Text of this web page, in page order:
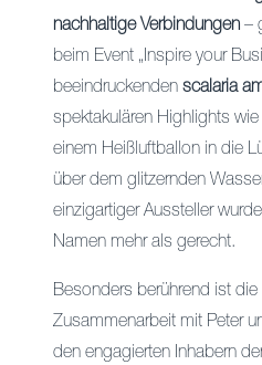
nachhaltige Verbindungen –
beim Event „Inspire your
beeindruckenden scalaria
spektakulären Highlights
einem Heißluftballon in die
über dem glitzernden
einzigartiger Aussteller
Namen mehr als gerecht.
Besonders berührend ist die
Zusammenarbeit mit Peter
den engagierten Inhabern